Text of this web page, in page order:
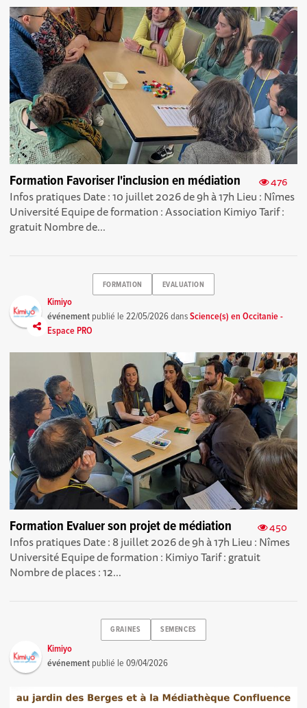
476
Formation Favoriser l'inclusion en médiation
Infos pratiques Date : 10 juillet 2026 de 9h à 17h Lieu : Nîmes
Université Equipe de formation : Association Kimiyo Tarif :
gratuit Nombre de...
FORMATION EVALUATION
Kimiyo
événement publié le22/05/2026dansScience(s) en Occitanie -
Espace PRO
450
Formation Evaluer son projet de médiation
Infos pratiques Date : 8 juillet 2026 de 9h à 17h Lieu : Nîmes
Université Equipe de formation : Kimiyo Tarif : gratuit
Nombre de places : 12...
GRAINES SEMENCES
Kimiyo
événement publié le09/04/2026